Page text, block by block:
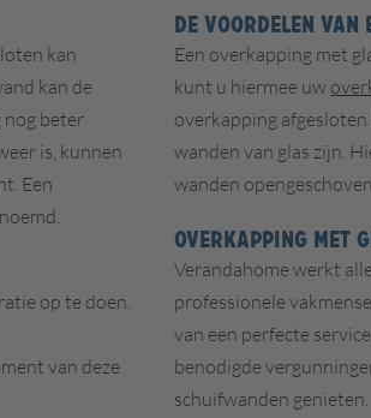
kan
kan de
beter
is, kunnen
Een
op te doen.
van deze
DE VOORDELEN VAN
Een overkapping met
kunt u hiermee uw
overkapping
wanden van glas zijn.
wanden
OVERKAPPING MET
Verandahome werkt
professionele
van een perfecte
benodigde
schuifwanden genieten.